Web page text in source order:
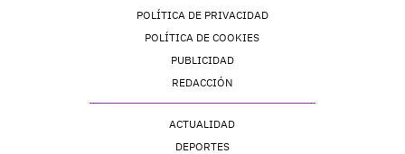
POLÍTICA DE PRIVACIDAD
POLÍTICA DE COOKIES
PUBLICIDAD
REDACCIÓN
ACTUALIDAD
DEPORTES